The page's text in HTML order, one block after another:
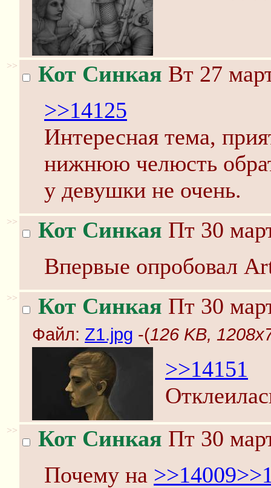
>> Кот Синкая Вт 27
>>14125
Интересная тема,
нижнюю челюсть
у девушки не очень.
>> Кот Синкая Пт 30
Впервые опробовал
>> Кот Синкая Пт 30
Файл: Z1.jpg -(126 KB,
>>14151
>> Кот Синкая Пт 30
Почему на >>14009